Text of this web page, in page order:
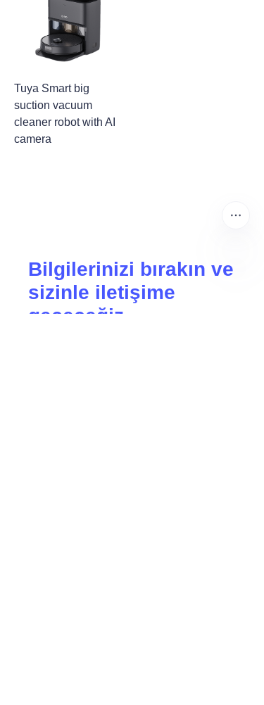
Tuya Smart big
suction vacuum
cleaner robot with AI
camera
Bilgilerinizi bırakın ve
sizinle iletişime
geçeceğiz.
TR